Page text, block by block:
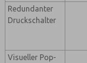
Redundanter
Druckschalter
Visueller Pop-